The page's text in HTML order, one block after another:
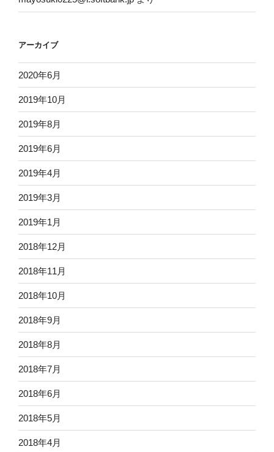
アーカイブ
2020年6月
2019年10月
2019年8月
2019年6月
2019年4月
2019年3月
2019年1月
2018年12月
2018年11月
2018年10月
2018年9月
2018年8月
2018年7月
2018年6月
2018年5月
2018年4月